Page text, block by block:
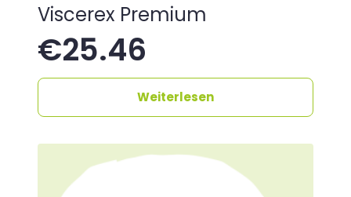
Viscerex Premium
€25.46
Weiterlesen